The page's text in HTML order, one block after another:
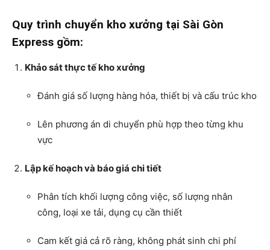
Quy trình chuyển kho xưởng tại Sài Gòn
Express gồm:
Khảo sát thực tế kho xưởng
Đánh giá số lượng hàng hóa, thiết bị và cấu trúc kho
Lên phương án di chuyển phù hợp theo từng khu
vực
Lập kế hoạch và báo giá chi tiết
Phân tích khối lượng công việc, số lượng nhân
công, loại xe tải, dụng cụ cần thiết
Cam kết giá cả rõ ràng, không phát sinh chi phí